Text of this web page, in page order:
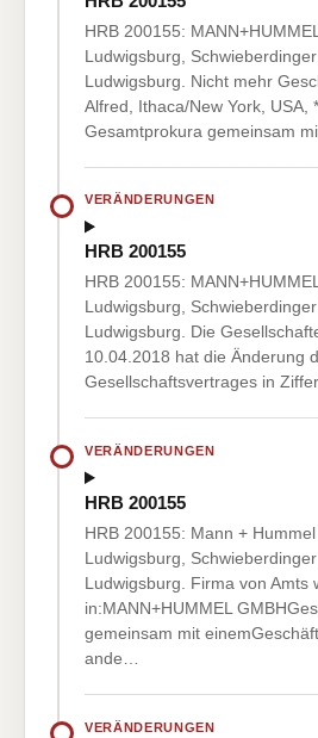
HRB 200155:
Ludwigsburg,
Ludwigsburg. Nicht mehr
Alfred, Ithaca/New York, USA,
Gesamtprokura gemeinsam
VERÄNDERUNGEN
HRB 200155
HRB 200155:
Ludwigsburg,
Ludwigsburg. Die
10.04.2018 hat die Änderung
Gesellschaftsvertrages in
VERÄNDERUNGEN
HRB 200155
HRB 200155: Mann + Hummel
Ludwigsburg,
Ludwigsburg. Firma von Amts
in:MANN+HUMMEL
gemeinsam mit
ande…
VERÄNDERUNGEN